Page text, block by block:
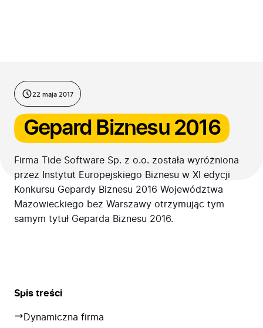
22 maja 2017
Gepard Biznesu 2016
Firma Tide Software Sp. z o.o. została wyróżniona
przez Instytut Europejskiego Biznesu w XI edycji
Konkursu Gepardy Biznesu 2016 Województwa
Mazowieckiego bez Warszawy otrzymując tym
samym tytuł Geparda Biznesu 2016.
Spis treści
Dynamiczna firma